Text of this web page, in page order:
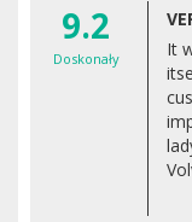
9.2
Doskonały
It